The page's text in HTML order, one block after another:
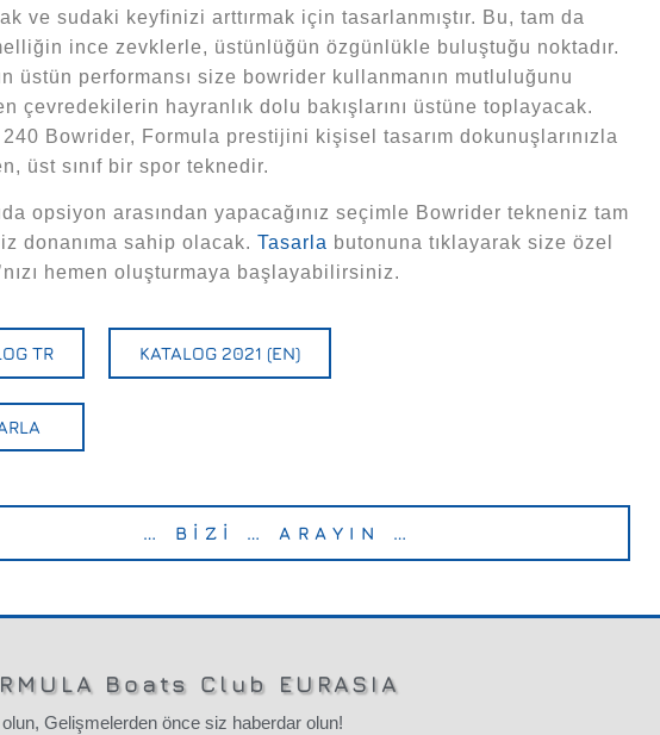
ve sudaki keyfinizi arttırmak için tasarlanmıştır. Bu, tam da
ince zevklerle, üstünlüğün özgünlükle buluştuğu noktadır.
üstün performansı size bowrider kullanmanın mutluluğunu
çevredekilerin hayranlık dolu bakışlarını üstüne toplayacak.
Bowrider, Formula prestijini kişisel tasarım dokunuşlarınızla
üst sınıf bir spor teknedir.
opsiyon arasından yapacağınız seçimle Bowrider tekneniz tam
donanıma sahip olacak. Tasarla butonuna tıklayarak size özel
hemen oluşturmaya başlayabilirsiniz.
TR KATALOG 2021 (EN)
… BİZİ … ARAYIN …
Boats Club EURASIA
Gelişmelerden önce siz haberdar olun!